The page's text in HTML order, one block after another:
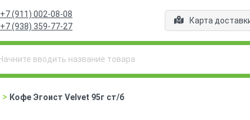
+7 (911) 002-08-08
+7 (938) 359-77-27
Карта
> Кофе Эгоист Velvet 95г ст/б